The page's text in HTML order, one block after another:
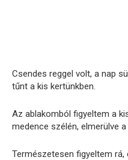
Csendes reggel volt, a nap
tűnt a kis kertünkben.
Az ablakomból figyeltem a
medence szélén, elmerülve
Természetesen figyeltem